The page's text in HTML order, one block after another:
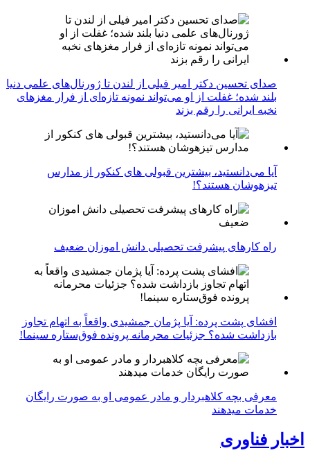
صدای تحسین دکتر امیر فیلی از لندن تا ژورنال‌های علمی دنیا
بلند شده؛ غفلت از او می‌تواند نمونه تازه‌ای از فرار مغزهای
نخبه ایرانی را رقم بزند
آیا می‌دانستید، بیشترین قبولی های کنکور از مدارس
تیزهوشان هستند؟!
راه کارهای پیشرفت تحصیلی دانش اموزان ضعیف
افشای پشت پرده: آیا پژمان جمشیدی واقعاً به اتهام تجاوز
بازداشت شده؟ جزئیات محرمانه پرونده فوق‌ستاره سینما!
معرفی بچه کلاهبردار و مادر عمومی او به صورت رایگان
خدمات میدهند
اخبار فناوری